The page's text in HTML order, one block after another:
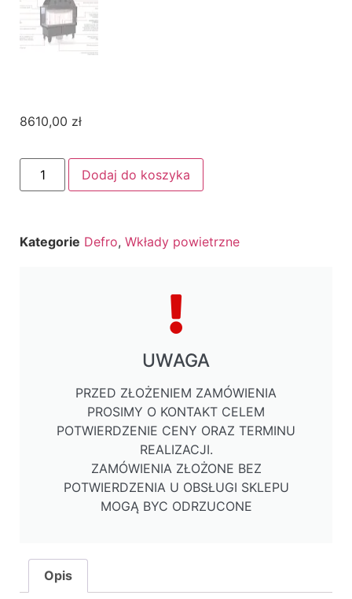
8610,00 zł
Dodaj do koszyka
Kategorie Defro, Wkłady powietrzne
UWAGA
PRZED ZŁOŻENIEM ZAMÓWIENIA
PROSIMY O KONTAKT CELEM
POTWIERDZENIE CENY ORAZ TERMINU
REALIZACJI.
ZAMÓWIENIA ZŁOŻONE BEZ
POTWIERDZENIA U OBSŁUGI SKLEPU
MOGĄ BYC ODRZUCONE
Opis